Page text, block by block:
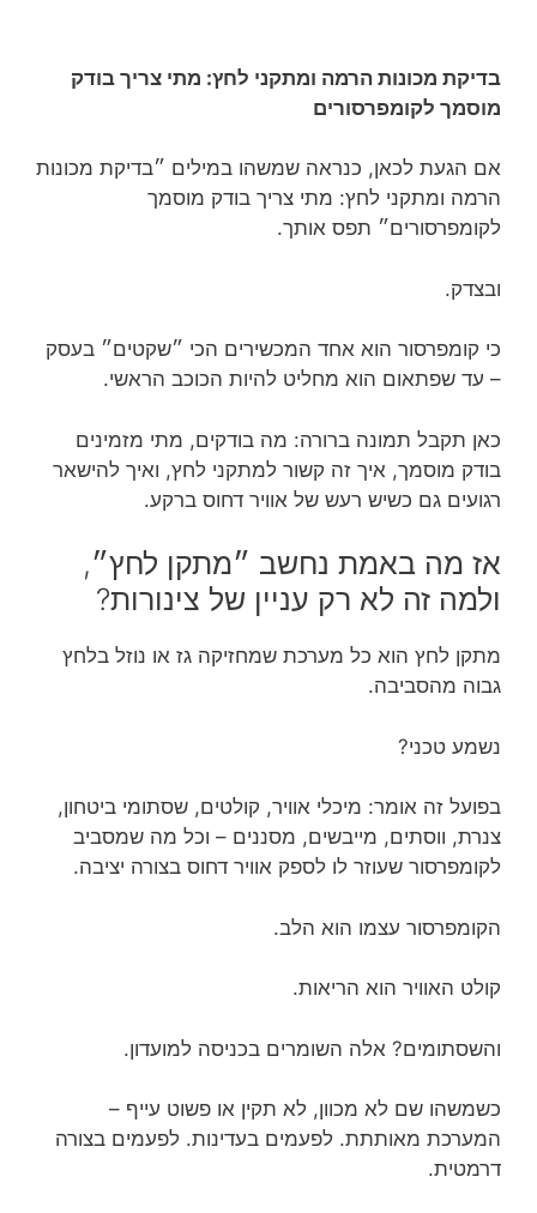
בדיקת מכונות הרמה ומתקני לחץ: מתי צריך בודק
מוסמך לקומפרסורים
אם הגעת לכאן, כנראה שמשהו במילים ״בדיקת מכונות
הרמה ומתקני לחץ: מתי צריך בודק מוסמך
לקומפרסורים״ תפס אותך.
ובצדק.
כי קומפרסור הוא אחד המכשירים הכי ״שקטים״ בעסק
– עד שפתאום הוא מחליט להיות הכוכב הראשי.
כאן תקבל תמונה ברורה: מה בודקים, מתי מזמינים
בודק מוסמך, איך זה קשור למתקני לחץ, ואיך להישאר
רגועים גם כשיש רעש של אוויר דחוס ברקע.
אז מה באמת נחשב ״מתקן לחץ״,
ולמה זה לא רק עניין של צינורות?
מתקן לחץ הוא כל מערכת שמחזיקה גז או נוזל בלחץ
גבוה מהסביבה.
נשמע טכני?
בפועל זה אומר: מיכלי אוויר, קולטים, שסתומי ביטחון,
צנרת, ווסתים, מייבשים, מסננים – וכל מה שמסביב
לקומפרסור שעוזר לו לספק אוויר דחוס בצורה יציבה.
הקומפרסור עצמו הוא הלב.
קולט האוויר הוא הריאות.
והשסתומים? אלה השומרים בכניסה למועדון.
כשמשהו שם לא מכוון, לא תקין או פשוט עייף –
המערכת מאותתת. לפעמים בעדינות. לפעמים בצורה
דרמטית.